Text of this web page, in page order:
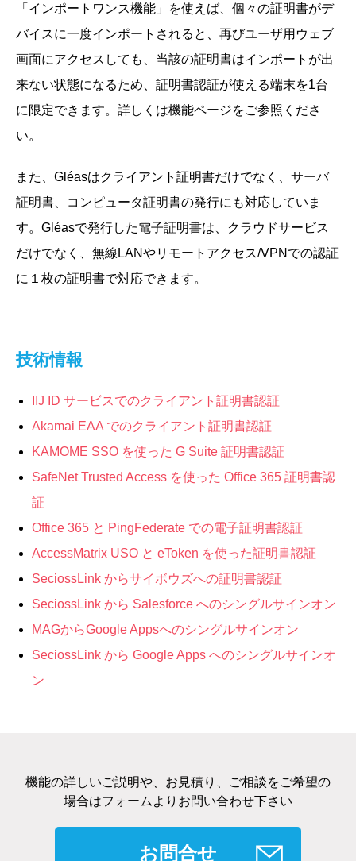
「インポートワンス機能」を使えば、個々の証明書がデ
バイスに一度インポートされると、再びユーザ用ウェブ
画面にアクセスしても、当該の証明書はインポートが出
来ない状態になるため、証明書認証が使える端末を1台
に限定できます。詳しくは機能ページをご参照くださ
い。
また、Gléasはクライアント証明書だけでなく、サーバ
証明書、コンピュータ証明書の発行にも対応していま
す。Gléasで発行した電子証明書は、クラウドサービス
だけでなく、無線LANやリモートアクセス/VPNでの認証
に１枚の証明書で対応できます。
技術情報
IIJ ID サービスでのクライアント証明書認証
Akamai EAA でのクライアント証明書認証
KAMOME SSO を使った G Suite 証明書認証
SafeNet Trusted Access を使った Office 365 証明書認
証
Office 365 と PingFederate での電子証明書認証
AccessMatrix USO と eToken を使った証明書認証
SeciossLink からサイボウズへの証明書認証
SeciossLink から Salesforce へのシングルサインオン
MAGからGoogle Appsへのシングルサインオン
SeciossLink から Google Apps へのシングルサインオ
ン
機能の詳しいご説明や、お見積り、ご相談をご希望の
場合はフォームよりお問い合わせ下さい
お問合せ